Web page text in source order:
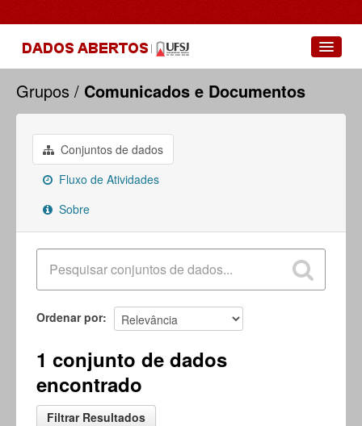
Conjuntos de dados
Grupos
Sobre
Grupos Comunicados e Documentos
Conjuntos de dados
Fluxo de Atividades
Sobre
Ordenar por
1 conjunto de dados
encontrado
Filtrar Resultados